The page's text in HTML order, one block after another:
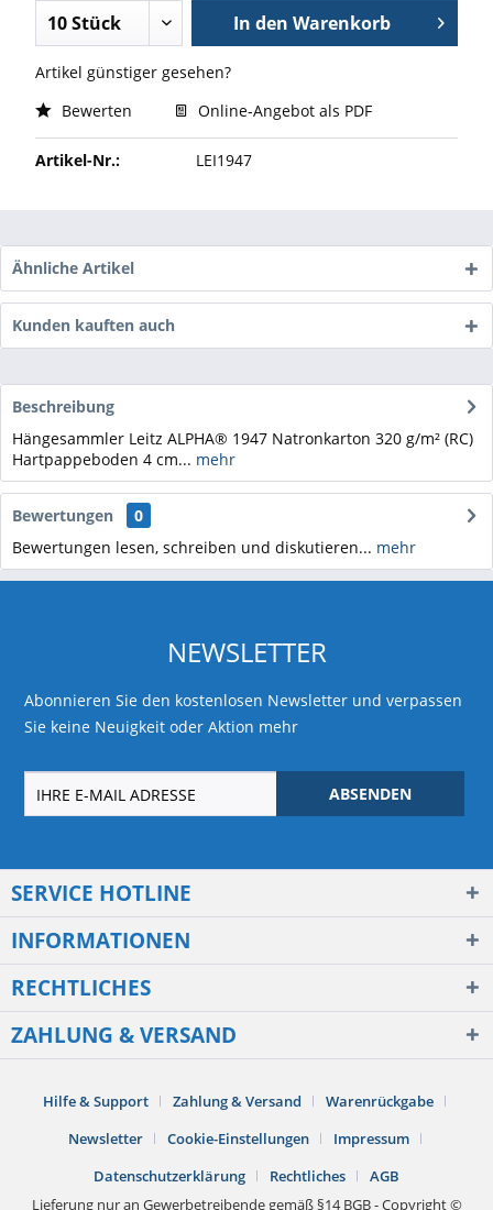
In den Warenkorb
Artikel günstiger gesehen?
Bewerten
Online-Angebot als PDF
Artikel-Nr.: LEI1947
Ähnliche Artikel
Kunden kauften auch
Beschreibung
Hängesammler Leitz ALPHA® 1947 Natronkarton 320 g/m² (RC)
Hartpappeboden 4 cm... mehr
Bewertungen
0
Bewertungen lesen, schreiben und diskutieren... mehr
NEWSLETTER
Abonnieren Sie den kostenlosen Newsletter und verpassen
Sie keine Neuigkeit oder Aktion mehr
ABSENDEN
SERVICE HOTLINE
INFORMATIONEN
RECHTLICHES
ZAHLUNG & VERSAND
Hilfe & Support Zahlung & Versand
Warenrückgabe
Newsletter
Cookie-Einstellungen
Impressum
Datenschutzerklärung
Rechtliches
AGB
Lieferung nur an Gewerbetreibende gemäß §14 BGB - Copyright ©